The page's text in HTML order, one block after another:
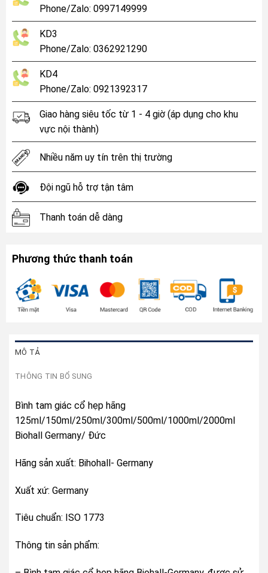
Phone/Zalo: 0997149999
KD3
Phone/Zalo: 0362921290
KD4
Phone/Zalo: 0921392317
Giao hàng siêu tốc từ 1 - 4 giờ (áp dụng cho khu
vực nội thành)
Nhiều năm uy tín trên thị trường
Đội ngũ hỗ trợ tận tâm
Thanh toán dễ dàng
Phương thức thanh toán
MÔ TẢ
THÔNG TIN BỔ SUNG
Bình tam giác cổ hẹp hãng
125ml/150ml/250ml/300ml/500ml/1000ml/2000ml
Biohall Germany/ Đức
Hãng sản xuất: Bihohall- Germany
Xuất xứ: Germany
Tiêu chuẩn: ISO 1773
Thông tin sản phẩm: